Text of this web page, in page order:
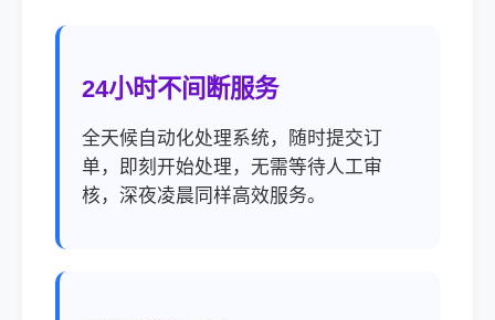
24小时不间断服务
全天候自动化处理系统，随时提交订
单，即刻开始处理，无需等待人工审
核，深夜凌晨同样高效服务。